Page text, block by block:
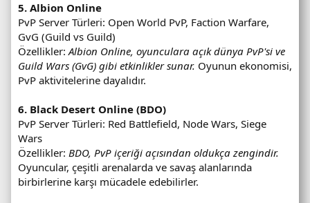
5. Albion Online
PvP Server Türleri: Open World PvP, Faction Warfare,
GvG (Guild vs Guild)
Özellikler:Albion Online, oyunculara açık dünya PvP'si ve
Guild Wars (GvG) gibi etkinlikler sunar. Oyunun ekonomisi,
PvP aktivitelerine dayalıdır.
6. Black Desert Online (BDO)
PvP Server Türleri: Red Battlefield, Node Wars, Siege
Wars
Özellikler: BDO, PvP içeriği açısından oldukça zengindir.
Oyuncular, çeşitli arenalarda ve savaş alanlarında
birbirlerine karşı mücadele edebilirler.